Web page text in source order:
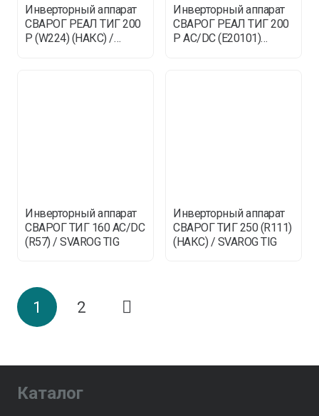
Инверторный аппарат
СВАРОГ РЕАЛ ТИГ 200
P (W224) (НАКС) /
Инверторный аппарат
СВАРОГ РЕАЛ ТИГ 200
P AC/DC (E20101)
Инверторный аппарат
СВАРОГ ТИГ 160 AC/DC
(R57) / SVAROG TIG
Инверторный аппарат
СВАРОГ ТИГ 250 (R111)
(НАКС) / SVAROG TIG
1 2
Каталог